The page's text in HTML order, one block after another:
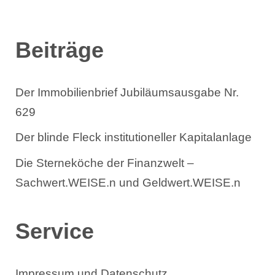
Beiträge
Der Immobilienbrief Jubiläumsausgabe Nr.
629
Der blinde Fleck institutioneller Kapitalanlage
Die Sterneköche der Finanzwelt –
Sachwert.WEISE.n und Geldwert.WEISE.n
Service